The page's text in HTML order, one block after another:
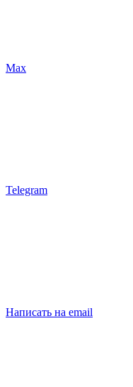
Max
Telegram
Написать на email